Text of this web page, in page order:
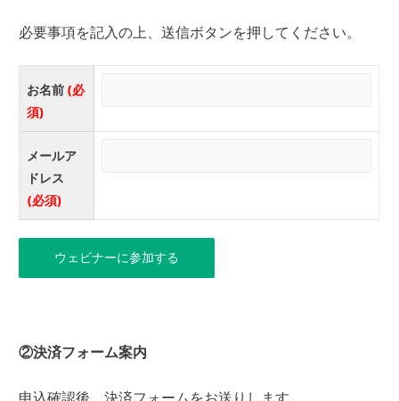
必要事項を記入の上、送信ボタンを押してください。
お名前 (必
須)
メールア
ドレス
(必須)
②決済フォーム案内
申込確認後、決済フォームをお送りします。